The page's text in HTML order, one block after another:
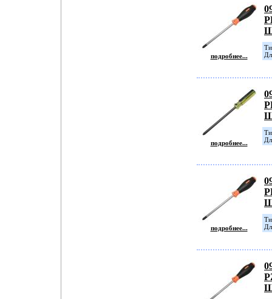
подробнее...
подробнее...
подробнее...